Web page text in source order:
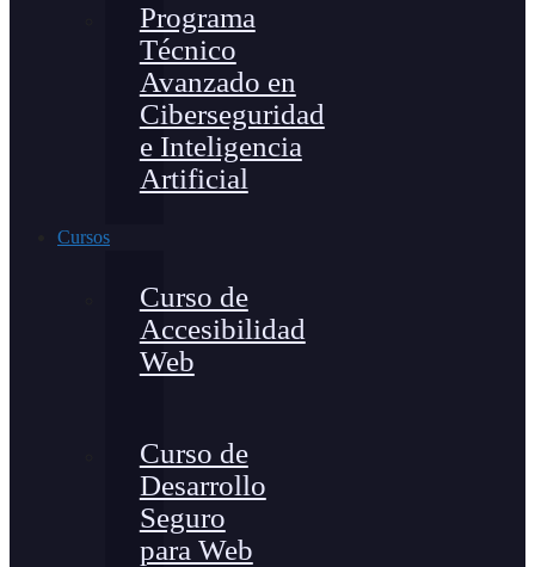
Programa
Técnico
Avanzado en
Ciberseguridad
e Inteligencia
Artificial
Cursos
Curso de
Accesibilidad
Web
Curso de
Desarrollo
Seguro
para Web